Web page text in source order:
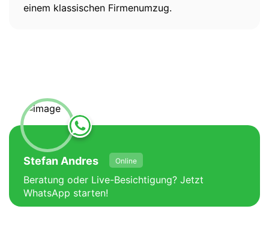
einem klassischen Firmenumzug.
Stefan Andres Online
Beratung oder Live-Besichtigung? Jetzt
WhatsApp starten!